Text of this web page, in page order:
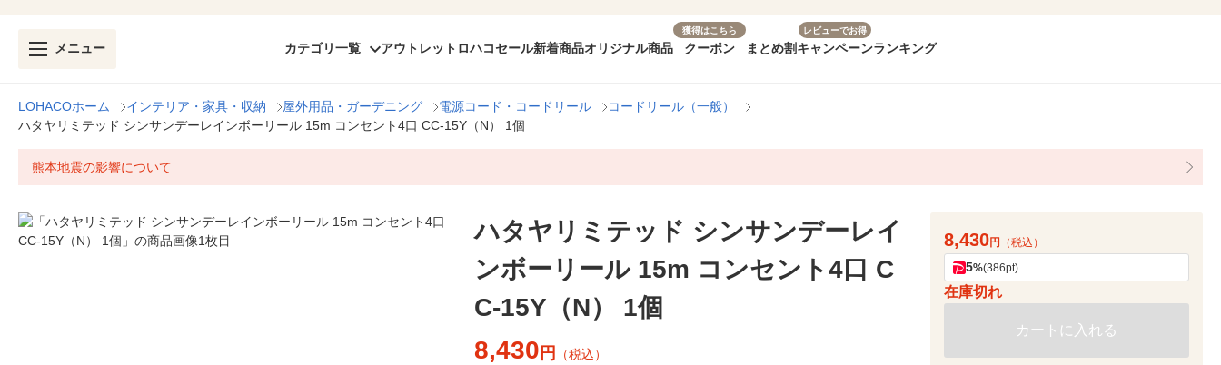
メニュー カテゴリ一覧 アウトレット ロハコセール新着商品オリジナル商品
獲得はこちら
クーポン まとめ割
レビューでお得
キャンペーンランキング
LOHACOホーム インテリア・家具・収納 屋外用品・ガーデニング 電源コード・コードリール
コードリール（一般）
ハタヤリミテッド シンサンデーレインボーリール 15m コンセント4口 CC-15Y（N） 1個
熊本地震の影響について
ハタヤリミテッド シンサンデーレイ
ンボーリール 15m コンセント4口 C
C-15Y（N） 1個
8,430 円 （税込）
8,430円 （税込）
5%(386pt)
在庫切れ
カートに入れる